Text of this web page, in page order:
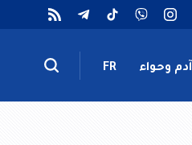
آدم وحواء FR